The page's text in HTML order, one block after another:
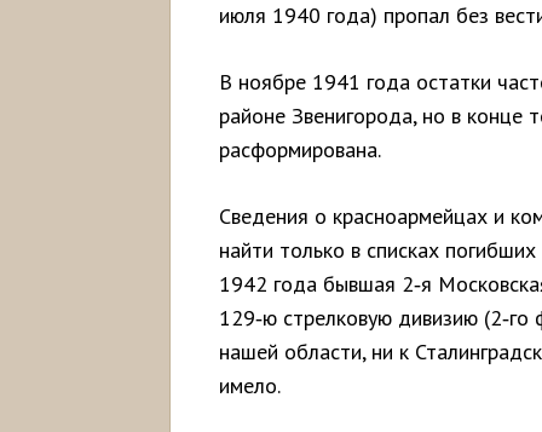
июля 1940 года) пропал без
В ноябре 1941 года остатки
районе Звенигорода, но в конце
расформирована.
Сведения о красноармейцах и
найти только в списках
1942 года бывшая 2‑я
129‑ю стрелковую дивизию
нашей области, ни к
имело.